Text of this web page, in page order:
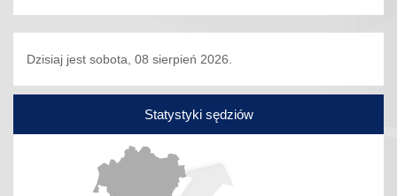
Dzisiaj jest sobota, 08 sierpień 2026.
Statystyki sędziów